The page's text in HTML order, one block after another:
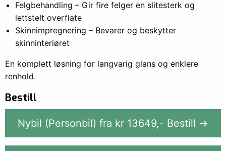
Felgbehandling – Gir fire felger en slitesterk og
lettstelt overflate
Skinnimpregnering – Bevarer og beskytter
skinninteriøret
En komplett løsning for langvarig glans og enklere
renhold.
Bestill
Nybil (Personbil) fra kr 13649,- Bestill →